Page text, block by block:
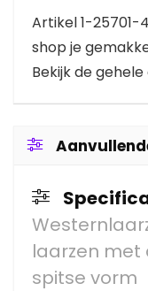
Artikel 1-25701-
shop je
Bekijk de
laarzen met
spitse vorm